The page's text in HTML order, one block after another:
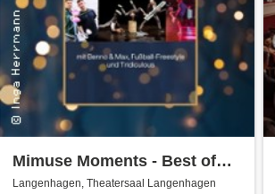
Mimuse Moments - Best of
Varieté
Langenhagen, Theatersaal Langenhagen